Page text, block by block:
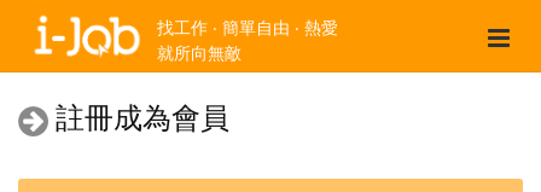
找工作 ‧ 簡單自由 ‧ 熱愛
就所向無敵
註冊成為會員